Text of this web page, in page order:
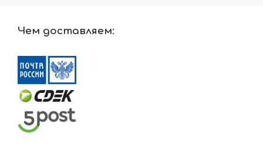
Чем доставляем: